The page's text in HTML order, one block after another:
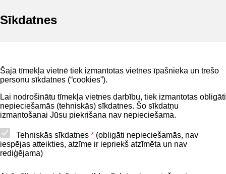
Sīkdatnes
Šajā tīmekļa vietnē tiek izmantotas vietnes īpašnieka un trešo
personu sīkdatnes (“cookies”).
Lai nodrošinātu tīmekļa vietnes darbību, tiek izmantotas obligāti
nepieciešamās (tehniskās) sīkdatnes. Šo sīkdatņu
izmantošanai Jūsu piekrišana nav nepieciešama.
Tehniskās sīkdatnes * (obligāti nepieciešamās, nav
iespējas atteikties, atzīme ir iepriekš atzīmēta un nav
rediģējama)
Privātuma politika
Lapas karte
Piekļūstamības paziņojums